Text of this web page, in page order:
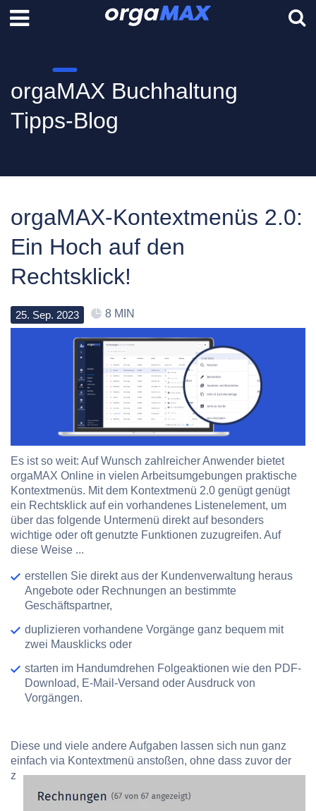
orgaMAX Buchhaltung
Tipps-Blog
orgaMAX-Kontextmenüs 2.0:
Ein Hoch auf den
Rechtsklick!
25. Sep. 2023 8 MIN
Es ist so weit: Auf Wunsch zahlreicher Anwender bietet
orgaMAX Online in vielen Arbeitsumgebungen praktische
Kontextmenüs. Mit dem Kontextmenü 2.0 genügt genügt
ein Rechtsklick auf ein vorhandenes Listenelement, um
über das folgende Untermenü direkt auf besonders
wichtige oder oft genutzte Funktionen zuzugreifen. Auf
diese Weise ...
erstellen Sie direkt aus der Kundenverwaltung heraus
Angebote oder Rechnungen an bestimmte
Geschäftspartner,
duplizieren vorhandene Vorgänge ganz bequem mit
zwei Mausklicks oder
starten im Handumdrehen Folgeaktionen wie den PDF-
Download, E-Mail-Versand oder Ausdruck von
Vorgängen.
Diese und viele andere Aufgaben lassen sich nun ganz
einfach via Kontextmenü anstoßen, ohne dass zuvor der
z